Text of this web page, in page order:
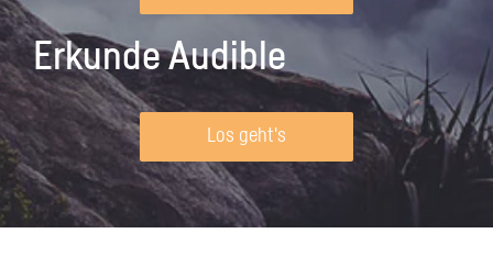
Erkunde Audible
Los geht's